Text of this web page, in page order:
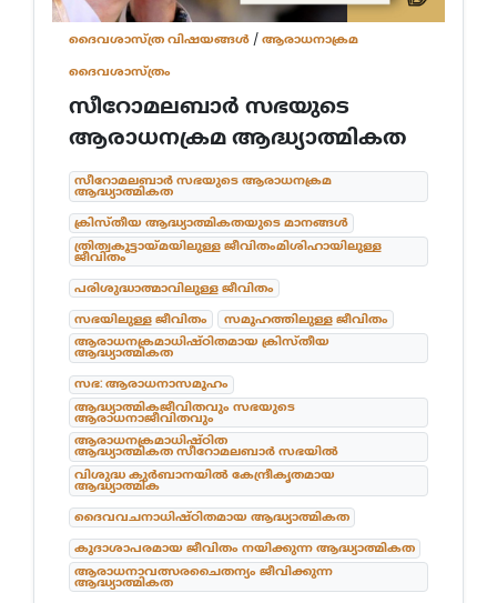
ദൈവശാസ്ത്ര വിഷയങ്ങള്‍ /ആരാധനാക്രമ
ദൈവശാസ്ത്രം
സീറോമലബാർ സഭയുടെ
ആരാധനക്രമ ആദ്ധ്യാത്മികത
സീറോമലബാർ സഭയുടെ ആരാധനക്രമ
ആദ്ധ്യാത്മികത
ക്രിസ്തീയ ആദ്ധ്യാത്മികതയുടെ മാനങ്ങൾ
ത്രിത്വകൂട്ടായ്മയിലുള്ള ജീവിതംമിശിഹായിലുള്ള
ജീവിതം
പരിശുദ്ധാത്മാവിലുള്ള ജീവിതം
സഭയിലുള്ള ജീവിതം
സമൂഹത്തിലുള്ള ജീവിതം
ആരാധനക്രമാധിഷ്ഠിതമായ ക്രിസ്തീയ
ആദ്ധ്യാത്മികത
സഭ: ആരാധനാസമൂഹം
ആദ്ധ്യാത്മികജീവിതവും സഭയുടെ
ആരാധനാജീവിതവും
ആരാധനക്രമാധിഷ്ഠിത
ആദ്ധ്യാത്മികത സീറോമലബാർ സഭയിൽ
വിശുദ്ധ കുർബാനയിൽ കേന്ദ്രീകൃതമായ
ആദ്ധ്യാത്മിക
ദൈവവചനാധിഷ്ഠിതമായ ആദ്ധ്യാത്മികത
കൂദാശാപരമായ ജീവിതം നയിക്കുന്ന ആദ്ധ്യാത്മികത
ആരാധനാവത്സരചൈതന്യം ജീവിക്കുന്ന
ആദ്ധ്യാത്മികത